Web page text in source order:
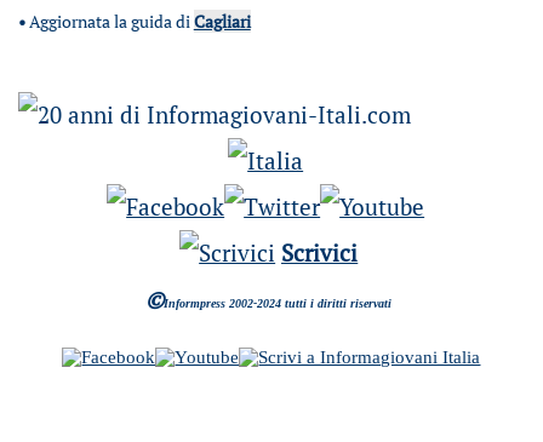
•Aggiornata la guida diCagliari
Scrivici
©Informpress 2002-2024 tutti i diritti riservati